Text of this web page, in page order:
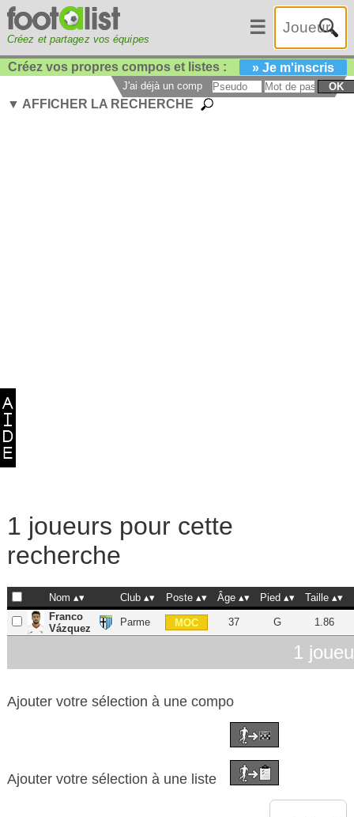
Créez et partagez vos équipes
☰
Créez vos propres compos et listes : » Je m'inscris
J'ai déjà un compte : OK
▼ AFFICHER LA RECHERCHE
1 joueurs pour cette
recherche
Nom Club Poste Âge Pied Taille
Franco
Vázquez
Parme MOC 37 G 1.86
1
Ajouter votre sélection à une compo
Ajouter votre sélection à une liste